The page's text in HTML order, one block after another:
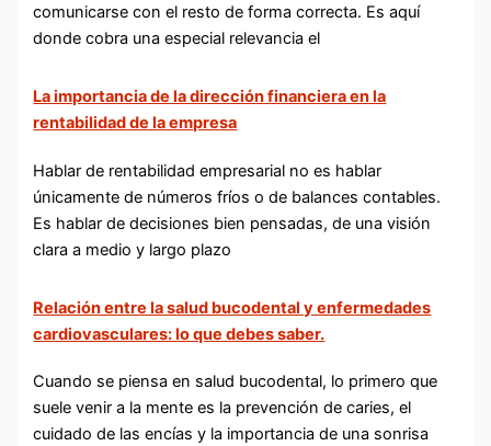
comunicarse con el resto de forma correcta. Es aquí
donde cobra una especial relevancia el
La importancia de la dirección financiera en la
rentabilidad de la empresa
Hablar de rentabilidad empresarial no es hablar
únicamente de números fríos o de balances contables.
Es hablar de decisiones bien pensadas, de una visión
clara a medio y largo plazo
Relación entre la salud bucodental y enfermedades
cardiovasculares: lo que debes saber.
Cuando se piensa en salud bucodental, lo primero que
suele venir a la mente es la prevención de caries, el
cuidado de las encías y la importancia de una sonrisa